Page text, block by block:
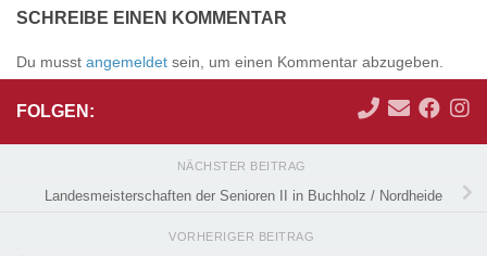
SCHREIBE EINEN KOMMENTAR
Du musst angemeldet sein, um einen Kommentar abzugeben.
FOLGEN:
NÄCHSTER BEITRAG
Landesmeisterschaften der Senioren II in Buchholz / Nordheide
VORHERIGER BEITRAG